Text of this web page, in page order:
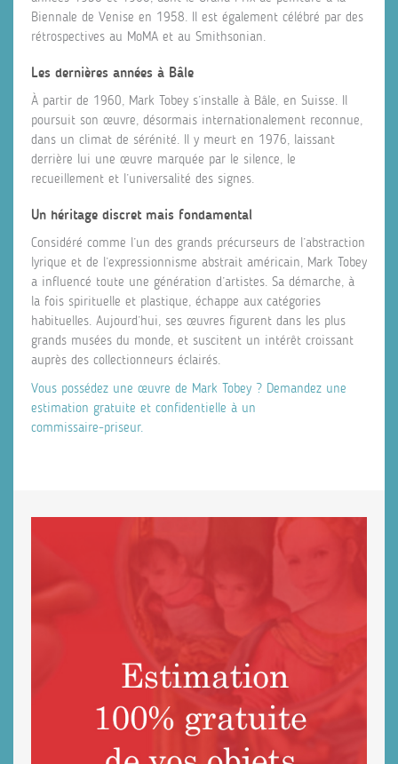
Biennale de Venise en 1958. Il est également célébré par des
rétrospectives au MoMA et au Smithsonian.
Les dernières années à Bâle
À partir de 1960, Mark Tobey s’installe à Bâle, en Suisse. Il
poursuit son œuvre, désormais internationalement reconnue,
dans un climat de sérénité. Il y meurt en 1976, laissant
derrière lui une œuvre marquée par le silence, le
recueillement et l’universalité des signes.
Un héritage discret mais fondamental
Considéré comme l’un des grands précurseurs de l’abstraction
lyrique et de l’expressionnisme abstrait américain, Mark Tobey
a influencé toute une génération d’artistes. Sa démarche, à
la fois spirituelle et plastique, échappe aux catégories
habituelles. Aujourd’hui, ses œuvres figurent dans les plus
grands musées du monde, et suscitent un intérêt croissant
auprès des collectionneurs éclairés.
Vous possédez une œuvre de Mark Tobey ? Demandez une
estimation gratuite et confidentielle à un
commissaire‑priseur.